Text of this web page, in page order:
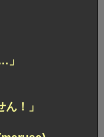
」
！」